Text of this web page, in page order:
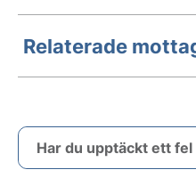
Relaterade
Har du upptäckt ett fel